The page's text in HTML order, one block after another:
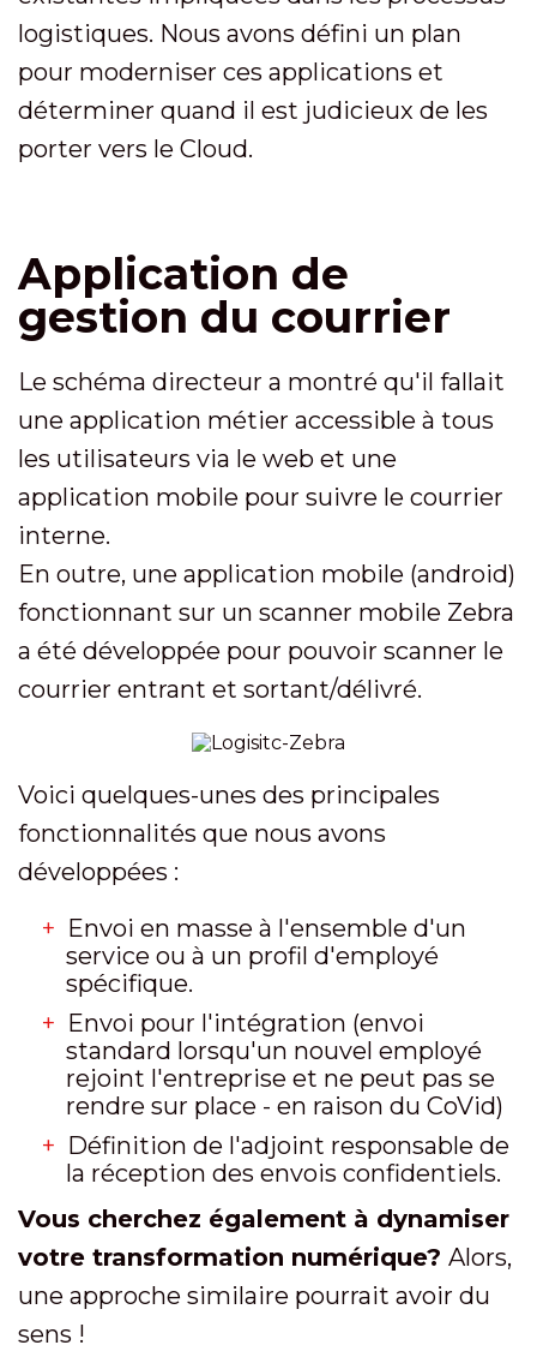
logistiques. Nous avons défini un plan
pour moderniser ces applications et
déterminer quand il est judicieux de les
porter vers le Cloud.
Application de
gestion du courrier
Le schéma directeur a montré qu'il fallait
une application métier accessible à tous
les utilisateurs via le web et une
application mobile pour suivre le courrier
interne.
En outre, une application mobile (android)
fonctionnant sur un scanner mobile Zebra
a été développée pour pouvoir scanner le
courrier entrant et sortant/délivré.
Voici quelques-unes des principales
fonctionnalités que nous avons
développées :
Envoi en masse à l'ensemble d'un
service ou à un profil d'employé
spécifique.
Envoi pour l'intégration (envoi
standard lorsqu'un nouvel employé
rejoint l'entreprise et ne peut pas se
rendre sur place - en raison du CoVid)
Définition de l'adjoint responsable de
la réception des envois confidentiels.
Vous cherchez également à dynamiser
votre transformation numérique? Alors,
une approche similaire pourrait avoir du
sens !